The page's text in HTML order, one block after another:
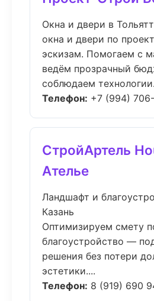
Окна и двери в
окна и двери по
эскизам. Помогаем с
ведём прозрачный
соблюдаем
Телефон: +7 (994)
СтройАртель
Ателье
Ландшафт и
Казань
Оптимизируем смету
благоустройство —
решения без потери
эстетики....
Телефон: 8 (919) 690